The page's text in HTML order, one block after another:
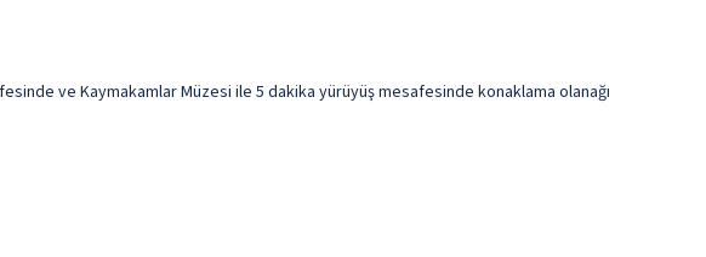
ve Kaymakamlar Müzesi ile 5 dakika yürüyüş mesafesinde konaklama olanağı